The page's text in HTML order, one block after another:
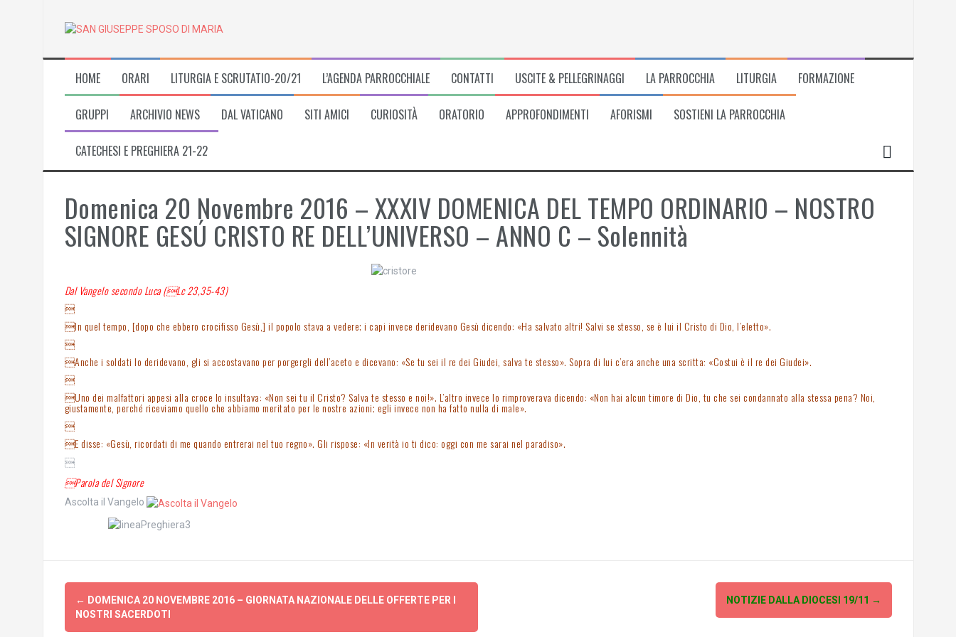
HOME ORARI LITURGIA E SCRUTATIO-20/21 L’AGENDA PARROCCHIALE CONTATTI USCITE & PELLEGRINAGGI LA PARROCCHIA LITURGIA FORMAZIONE
GRUPPI ARCHIVIO NEWS DAL VATICANO SITI AMICI CURIOSITÀ ORATORIO APPROFONDIMENTI AFORISMI SOSTIENI LA PARROCCHIA
CATECHESI E PREGHIERA 21-22
Domenica 20 Novembre 2016 – XXXIV DOMENICA DEL TEMPO ORDINARIO – NOSTRO
SIGNORE GESÚ CRISTO RE DELL’UNIVERSO – ANNO C – Solennità
Dal Vangelo secondo Luca (Lc 23,35-43)

In quel tempo, [dopo che ebbero crocifisso Gesù,] il popolo stava a vedere; i capi invece deridevano Gesù dicendo: «Ha salvato altri! Salvi se stesso, se è lui il Cristo di Dio, l’eletto».

Anche i soldati lo deridevano, gli si accostavano per porgergli dell’aceto e dicevano: «Se tu sei il re dei Giudei, salva te stesso». Sopra di lui c’era anche una scritta: «Costui è il re dei Giudei».

Uno dei malfattori appesi alla croce lo insultava: «Non sei tu il Cristo? Salva te stesso e noi!». L’altro invece lo rimproverava dicendo: «Non hai alcun timore di Dio, tu che sei condannato alla stessa pena? Noi,
giustamente, perché riceviamo quello che abbiamo meritato per le nostre azioni; egli invece non ha fatto nulla di male».

E disse: «Gesù, ricordati di me quando entrerai nel tuo regno». Gli rispose: «In verità io ti dico: oggi con me sarai nel paradiso».

Parola del Signore
Ascolta il Vangelo
Post
navigation
← DOMENICA 20 NOVEMBRE 2016 – GIORNATA NAZIONALE DELLE OFFERTE PER I
NOSTRI SACERDOTI
NOTIZIE DALLA DIOCESI 19/11 →